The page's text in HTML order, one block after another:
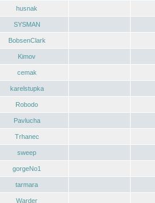
husnak
SYSMAN
BobsenClark
Kimov
cemak
karelstupka
Robodo
Pavlucha
Trhanec
sweep
gorgeNo1
tarmara
Warder